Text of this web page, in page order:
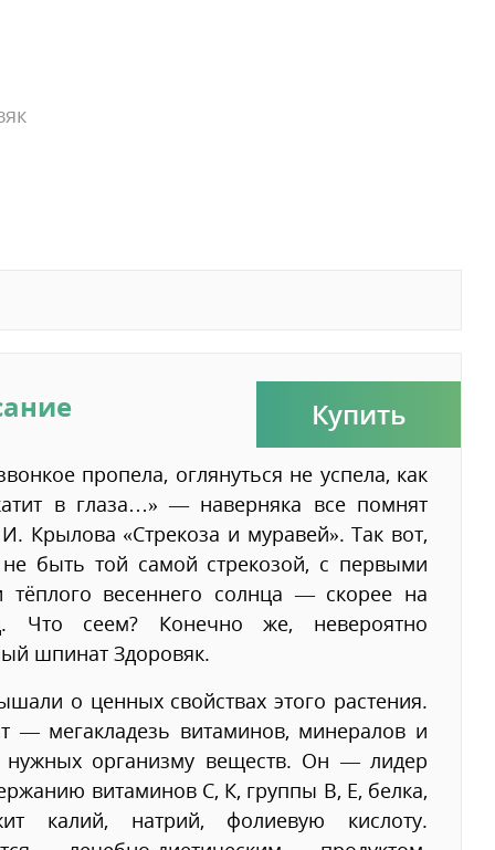
Купить
пропела, оглянуться не успела, как
в глаза…» — наверняка все помнят
Крылова «Стрекоза и муравей». Так вот,
быть той самой стрекозой, с первыми
тёплого весеннего солнца — скорее на
Что сеем? Конечно же, невероятно
шпинат Здоровяк.
о ценных свойствах этого растения.
— мегакладезь витаминов, минералов и
нужных организму веществ. Он — лидер
витаминов С, К, группы В, Е, белка,
калий, натрий, фолиевую кислоту.